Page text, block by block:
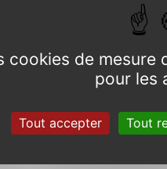
Repas des
Samedi 22
cookies de mesure
pour les
Tout accepter Tout